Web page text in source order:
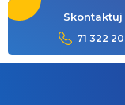
71 322